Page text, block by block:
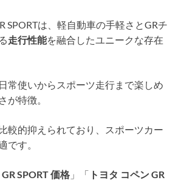
SPORTは、軽自動車の手軽さとGRチ
走行性能を融合したユニークな存在
常使いからスポーツ走行まで楽しめ
が特徴。
較的抑えられており、スポーツカー
です。
SPORT 価格 」「 トヨタ コペン GR